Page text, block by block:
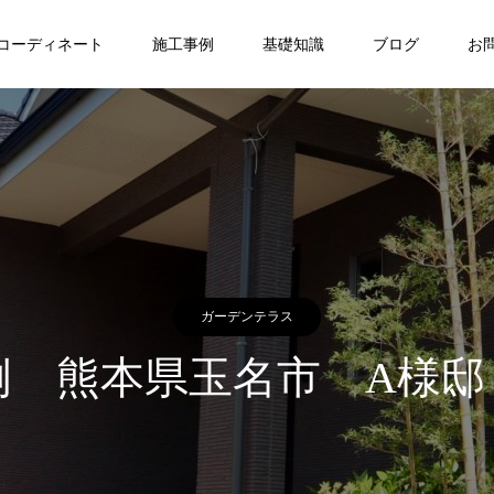
ーディネート 施工事例 基礎知識 ブログ お
ガーデンテラス
熊本県玉名市 A様